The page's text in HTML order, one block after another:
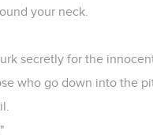
your neck.
secretly for the
who go down into the